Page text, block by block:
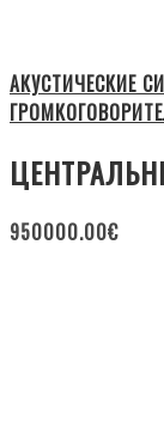
АКУСТИЧЕСКИЕ
950000.00€